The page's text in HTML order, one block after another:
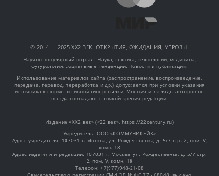
© 2014 — 2025 XX2 ВЕК. ОТКРЫТИЯ, ОЖИДАНИЯ, УГРОЗЫ.
Научно-популярный портал. Наука, техника, технологии, медицина,
футурология, социальные тенденции. Новости и публикации.
Использование материалов сайта (распространение, воспроизведение,
передача, перевод, переработка и др.) допускается при условии указания
источника в форме активной гиперссылки. Мнения и взгляды авторов не
всегда совпадают с точкой зрения редакции.
Издание «XX2 век» («22 век», https://22century.ru)
Учредитель: OOO «КОММУНИКЕЙК»
Адрес учредителя: 107031 г. Москва, ул. Рождественка, д. 5/7 стр. 2, пом. V,
комн. 18
Адрес издателя и редакции: 107031 г. Москва, ул. Рождественка, д. 5/7 стр.
2, пом. V, комн. 18
Телефон: +7(977)948-21-08